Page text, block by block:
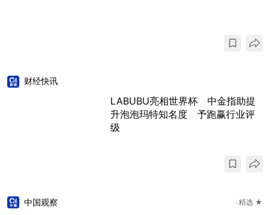
财经快讯
LABUBU亮相世界杯 中金指助提
升泡泡玛特知名度 予跑赢行业评
级
中国观察 精选 ★